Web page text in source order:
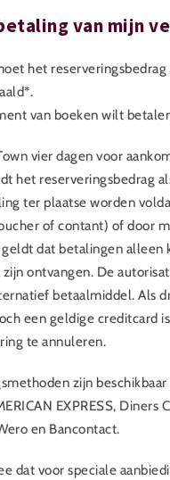
van mijn
het
van boeken wilt
vier dagen voor
het reserveringsbedrag
ter plaatse worden
of contant) of door
dat betalingen
ontvangen. De
betaalmiddel. Als
een geldige creditcard
te annuleren.
zijn
EXPRESS,
en Bancontact.
dat voor speciale